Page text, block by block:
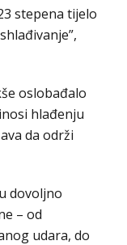
stepena tijelo
oslobađalo
hlađenju
da održi
dovoljno
– od
udara, do